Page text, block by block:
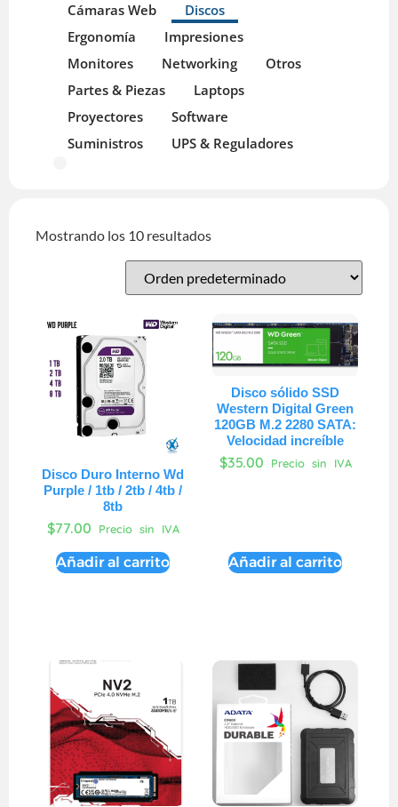
Cámaras Web
Discos
Ergonomía
Impresiones
Monitores
Networking
Otros
Partes & Piezas
Laptops
Proyectores
Software
Suministros
UPS & Reguladores
Mostrando los 10 resultados
Disco Duro Interno Wd
Purple / 1tb / 2tb / 4tb /
8tb
$77.00 Precio sin IVA
Añadir al carrito
Disco sólido SSD
Western Digital Green
120GB M.2 2280 SATA:
Velocidad increíble
$35.00 Precio sin IVA
Añadir al carrito